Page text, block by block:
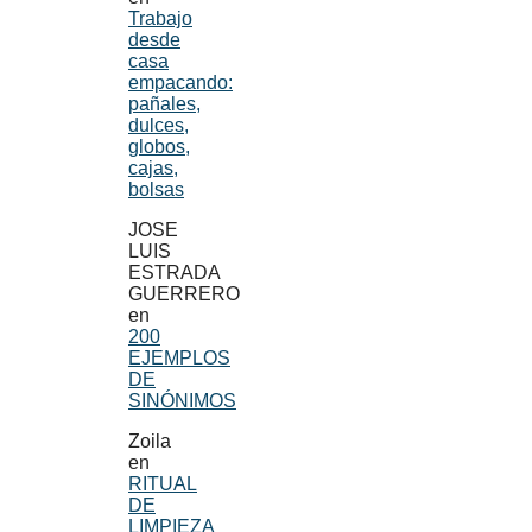
Trabajo
desde
casa
empacando:
pañales,
dulces,
globos,
cajas,
bolsas
JOSE
LUIS
ESTRADA
GUERRERO
en
200
EJEMPLOS
DE
SINÓNIMOS
Zoila
en
RITUAL
DE
LIMPIEZA